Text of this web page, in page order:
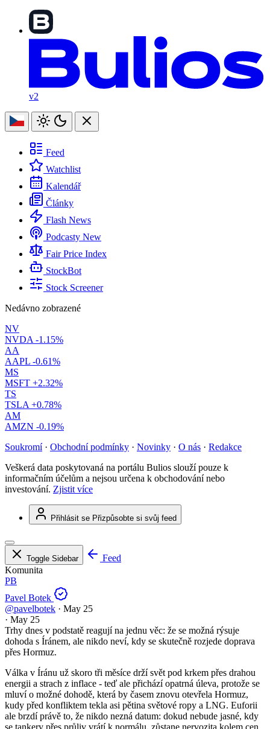
v2
Feed
Watchlist
Kalendář
Články
Flash News
Podcasty New
Fair Price Index
StockBot
Stock Screener
Nedávno zobrazené
NV
NVDA -1.15%
AA
AAPL -0.61%
MS
MSFT +2.32%
TS
TSLA +0.78%
AM
AMZN -0.19%
Soukromí · Obchodní podmínky · Novinky · O nás · Redakce
Veškerá data poskytovaná na portálu Bulios slouží pouze k
informačním účelům a nejsou určena k obchodování nebo
investování. Zjistit více
Přihlásit se Přizpůsobte si svůj feed
Toggle Sidebar
Feed
Komunita
PB
Pavel Botek
@pavelbotek · May 25
· May 25
Trhy dnes v podstatě reagují na jednu věc: že se možná rýsuje
dohoda s Íránem, ale nikdo neví, kdy se skutečně rozjede doprava
přes Hormuz.
Válka v Íránu už skoro tři měsíce drží svět pod krkem přes drahou
energii a strach z inflace - teď ale přichází opatrná úleva, protože se
mluví o možné dohodě, která by časem znovu otevřela Hormuz,
kudy před konfliktem tekla asi pětina světové ropy a LNG. Euforii
ale brzdí právě to, že nikdo nezná datum: dokud nebude jasné, kdy